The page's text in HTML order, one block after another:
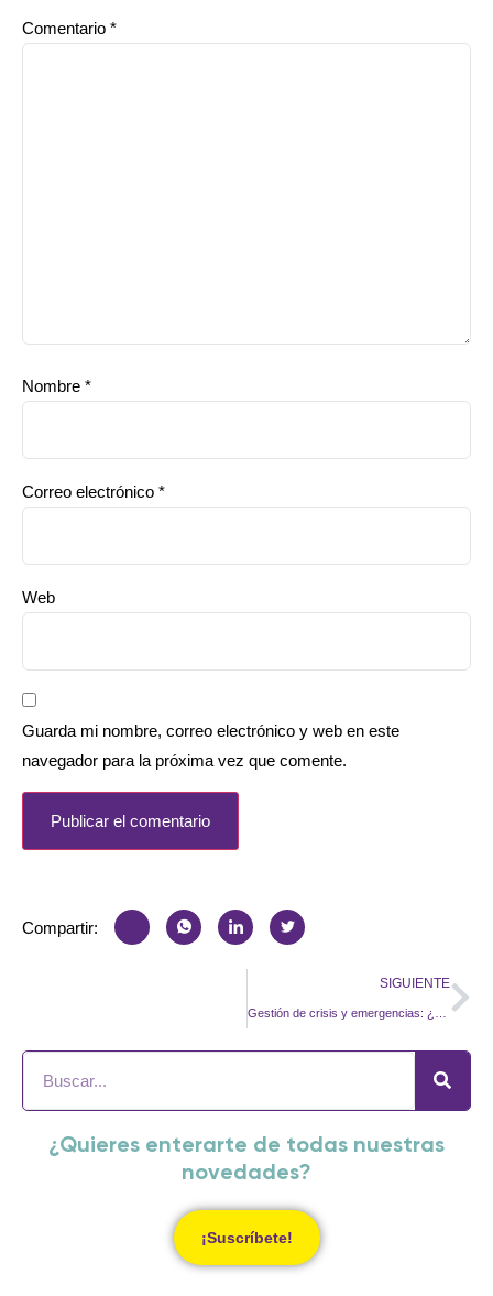
Comentario *
Nombre *
Correo electrónico *
Web
Guarda mi nombre, correo electrónico y web en este
navegador para la próxima vez que comente.
Compartir:
SIGUIENTE
¿Quieres enterarte de todas nuestras
novedades?
¡Suscríbete!